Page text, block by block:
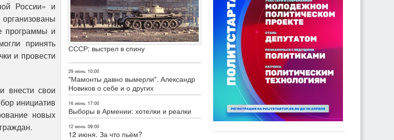
России» и
программы и
принять
и провести
внести свои
инициатив
новых
СССР: выстрел в спину
29 июнь 10:00
"Мамонты давно вымерли". Александр
Новиков о себе и о других
16 июнь 17:00
Выборы в Армении: хотелки и реалки
12 июнь 09:00
12 июня. За что пьём?